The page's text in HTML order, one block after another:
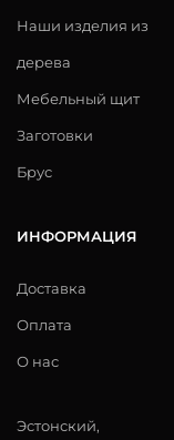
Наши изделия из
дерева
Мебельный щит
Заготовки
Брус
ИНФОРМАЦИЯ
Доставка
Оплата
О нас
Эстонский,